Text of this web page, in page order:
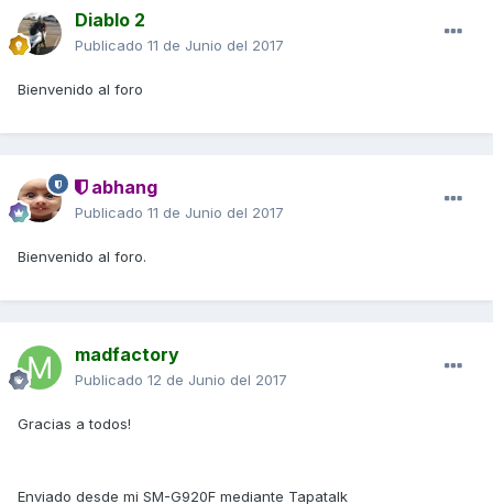
Diablo 2
Publicado 11 de Junio del 2017
Bienvenido al foro
abhang
Publicado 11 de Junio del 2017
Bienvenido al foro.
madfactory
Publicado 12 de Junio del 2017
Gracias a todos!
Enviado desde mi SM-G920F mediante Tapatalk